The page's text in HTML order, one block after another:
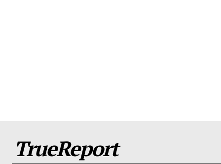
TrueReport